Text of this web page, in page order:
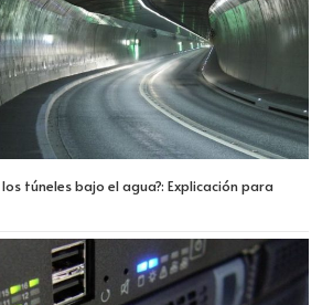
túneles bajo el agua?: Explicación para